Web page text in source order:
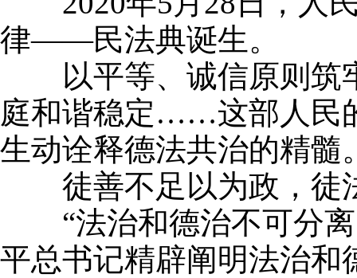
律——民法典诞生。
以平等、诚信原则筑牢
庭和谐稳定……这部人民
生动诠释德法共治的精髓
徒善不足以为政，徒
“法治和德治不可分离
平总书记精辟阐明法治和